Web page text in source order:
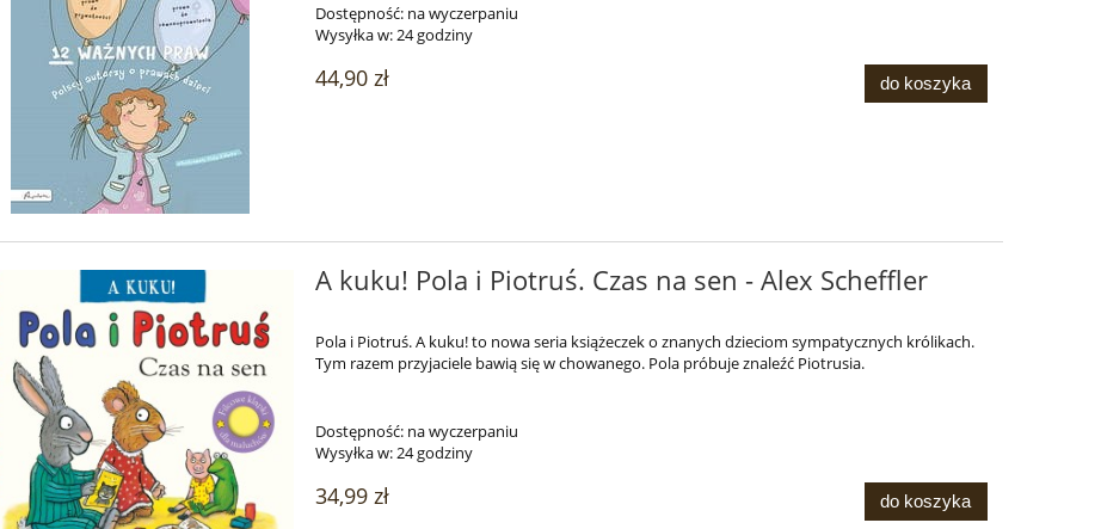
Dostępność: na wyczerpaniu
Wysyłka w:24 godziny
44,90 zł do koszyka
A kuku! Pola i Piotruś. Czas na sen - Alex Scheffler
Pola i Piotruś. A kuku! to nowa seria książeczek o znanych dzieciom sympatycznych królikach.
Tym razem przyjaciele bawią się w chowanego. Pola próbuje znaleźć Piotrusia.
Dostępność: na wyczerpaniu
Wysyłka w:24 godziny
34,99 zł do koszyka